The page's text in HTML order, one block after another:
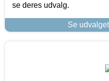
se deres udvalg.
Se